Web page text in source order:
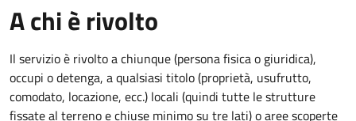
A chi è rivolto
Il servizio è rivolto a chiunque (persona fisica o giuridica),
occupi o detenga, a qualsiasi titolo (proprietà, usufrutto,
comodato, locazione, ecc.) locali (quindi tutte le strutture
fissate al terreno e chiuse minimo su tre lati) o aree scoperte